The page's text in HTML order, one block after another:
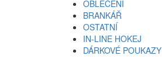
OBLEČENÍ
BRANKÁŘ
OSTATNÍ
IN-LINE HOKEJ
DÁRKOVÉ POUKAZY